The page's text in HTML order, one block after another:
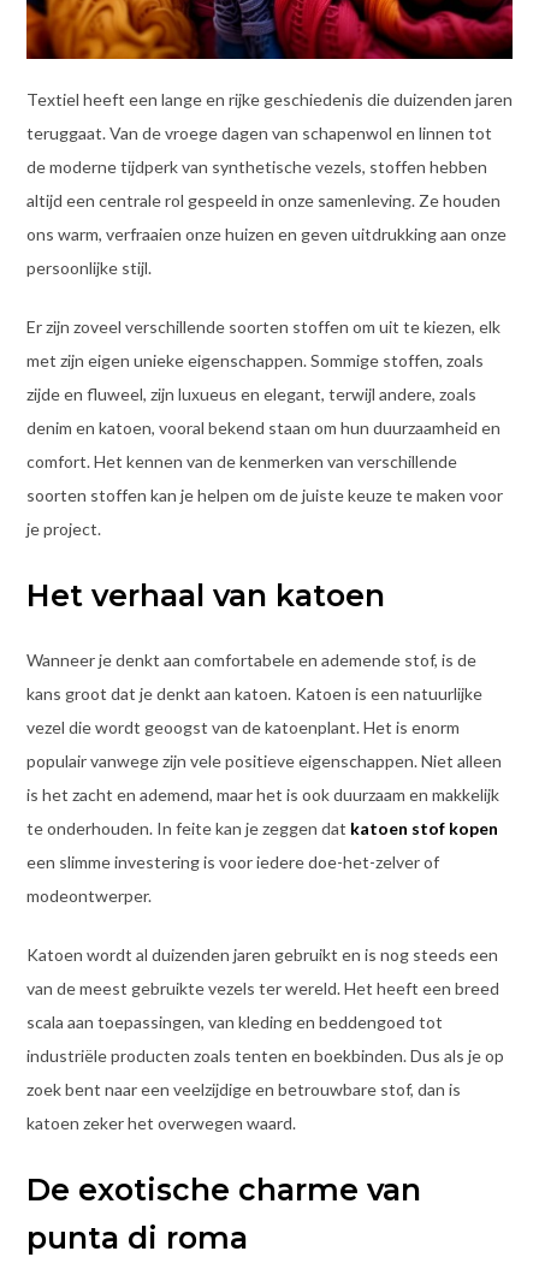
Textiel heeft een lange en rijke geschiedenis die duizenden jaren
teruggaat. Van de vroege dagen van schapenwol en linnen tot
de moderne tijdperk van synthetische vezels, stoffen hebben
altijd een centrale rol gespeeld in onze samenleving. Ze houden
ons warm, verfraaien onze huizen en geven uitdrukking aan onze
persoonlijke stijl.
Er zijn zoveel verschillende soorten stoffen om uit te kiezen, elk
met zijn eigen unieke eigenschappen. Sommige stoffen, zoals
zijde en fluweel, zijn luxueus en elegant, terwijl andere, zoals
denim en katoen, vooral bekend staan om hun duurzaamheid en
comfort. Het kennen van de kenmerken van verschillende
soorten stoffen kan je helpen om de juiste keuze te maken voor
je project.
Het verhaal van katoen
Wanneer je denkt aan comfortabele en ademende stof, is de
kans groot dat je denkt aan katoen. Katoen is een natuurlijke
vezel die wordt geoogst van de katoenplant. Het is enorm
populair vanwege zijn vele positieve eigenschappen. Niet alleen
is het zacht en ademend, maar het is ook duurzaam en makkelijk
te onderhouden. In feite kan je zeggen dat katoen stof kopen
een slimme investering is voor iedere doe-het-zelver of
modeontwerper.
Katoen wordt al duizenden jaren gebruikt en is nog steeds een
van de meest gebruikte vezels ter wereld. Het heeft een breed
scala aan toepassingen, van kleding en beddengoed tot
industriële producten zoals tenten en boekbinden. Dus als je op
zoek bent naar een veelzijdige en betrouwbare stof, dan is
katoen zeker het overwegen waard.
De exotische charme van
punta di roma